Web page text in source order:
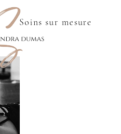
Soins sur mesure